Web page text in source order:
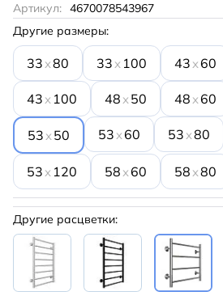
Артикул: 4670078543967
Другие размеры:
33 x80 33 x 100 43 x 60
43 x 100 48 x 50 48 x 60
53 x 50 53 x 60 53 x80
53 x 120 58 x 60 58 x80
Другие расцветки: